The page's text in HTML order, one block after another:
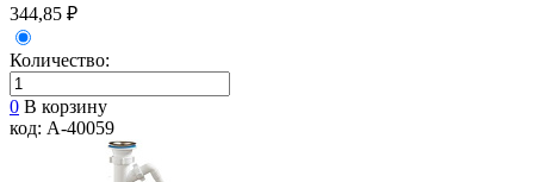
344,85 ₽
Количество:
0 В корзину
код: А-40059